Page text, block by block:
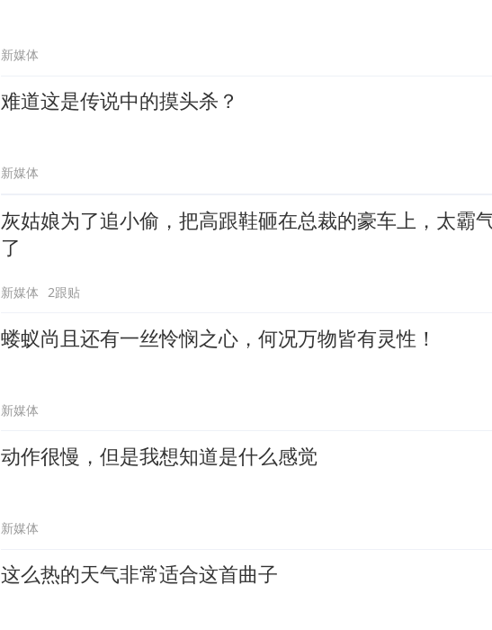
新媒体
难道这是传说中的摸头杀？
新媒体
灰姑娘为了追小偷，把高跟鞋砸在总裁的豪车上，太霸
了
新媒体 2跟贴
蝼蚁尚且还有一丝怜悯之心，何况万物皆有灵性！
新媒体
动作很慢，但是我想知道是什么感觉
新媒体
这么热的天气非常适合这首曲子